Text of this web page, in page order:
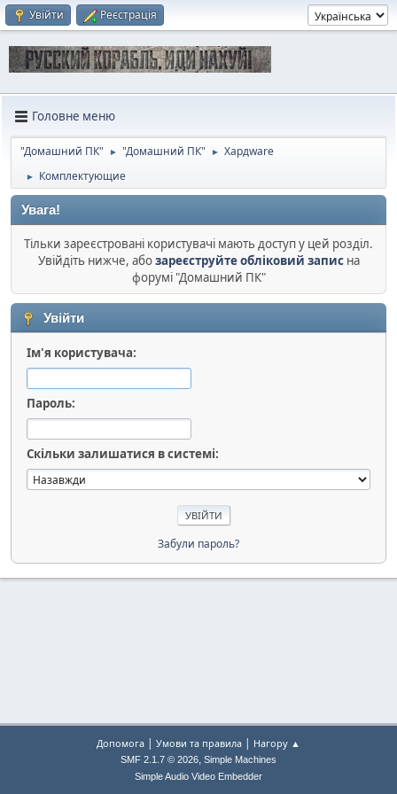
Увійти Реєстрація
Головне меню
"Домашний ПК" ► "Домашний ПК" ► Хардware
► Комплектующие
Увага!
Тільки зареєстровані користувачі мають доступ у цей розділ.
Увійдіть нижче, абозареєструйте обліковий записна
форумі "Домашний ПК"
Увійти
Ім'я користувача:
Пароль:
Скільки залишатися в системі:
Забули пароль?
Допомога | Умови та правила | Нагору ▲
SMF 2.1.7 © 2026, Simple Machines
Simple Audio Video Embedder